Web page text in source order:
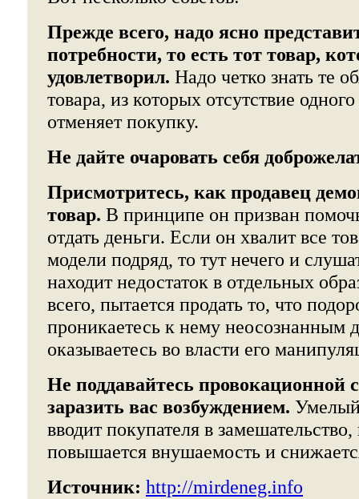
Прежде всего, надо ясно
потребности, то есть тот товар,
удовлетворил. Надо четко знать те
товара, из которых отсутствие
отменяет покупку.
Не дайте очаровать себя
Присмотритесь, как продавец
товар. В принципе он призван
отдать деньги. Если он хвалит все
модели подряд, то тут нечего и
находит недостаток в отдельных
всего, пытается продать то, что
проникаетесь к нему неосознанным
оказываетесь во власти его
Не поддавайтесь провокационной
заразить вас возбуждением. Умелый
вводит покупателя в замешательство,
повышается внушаемость и
Источник: http://mirdeneg.info